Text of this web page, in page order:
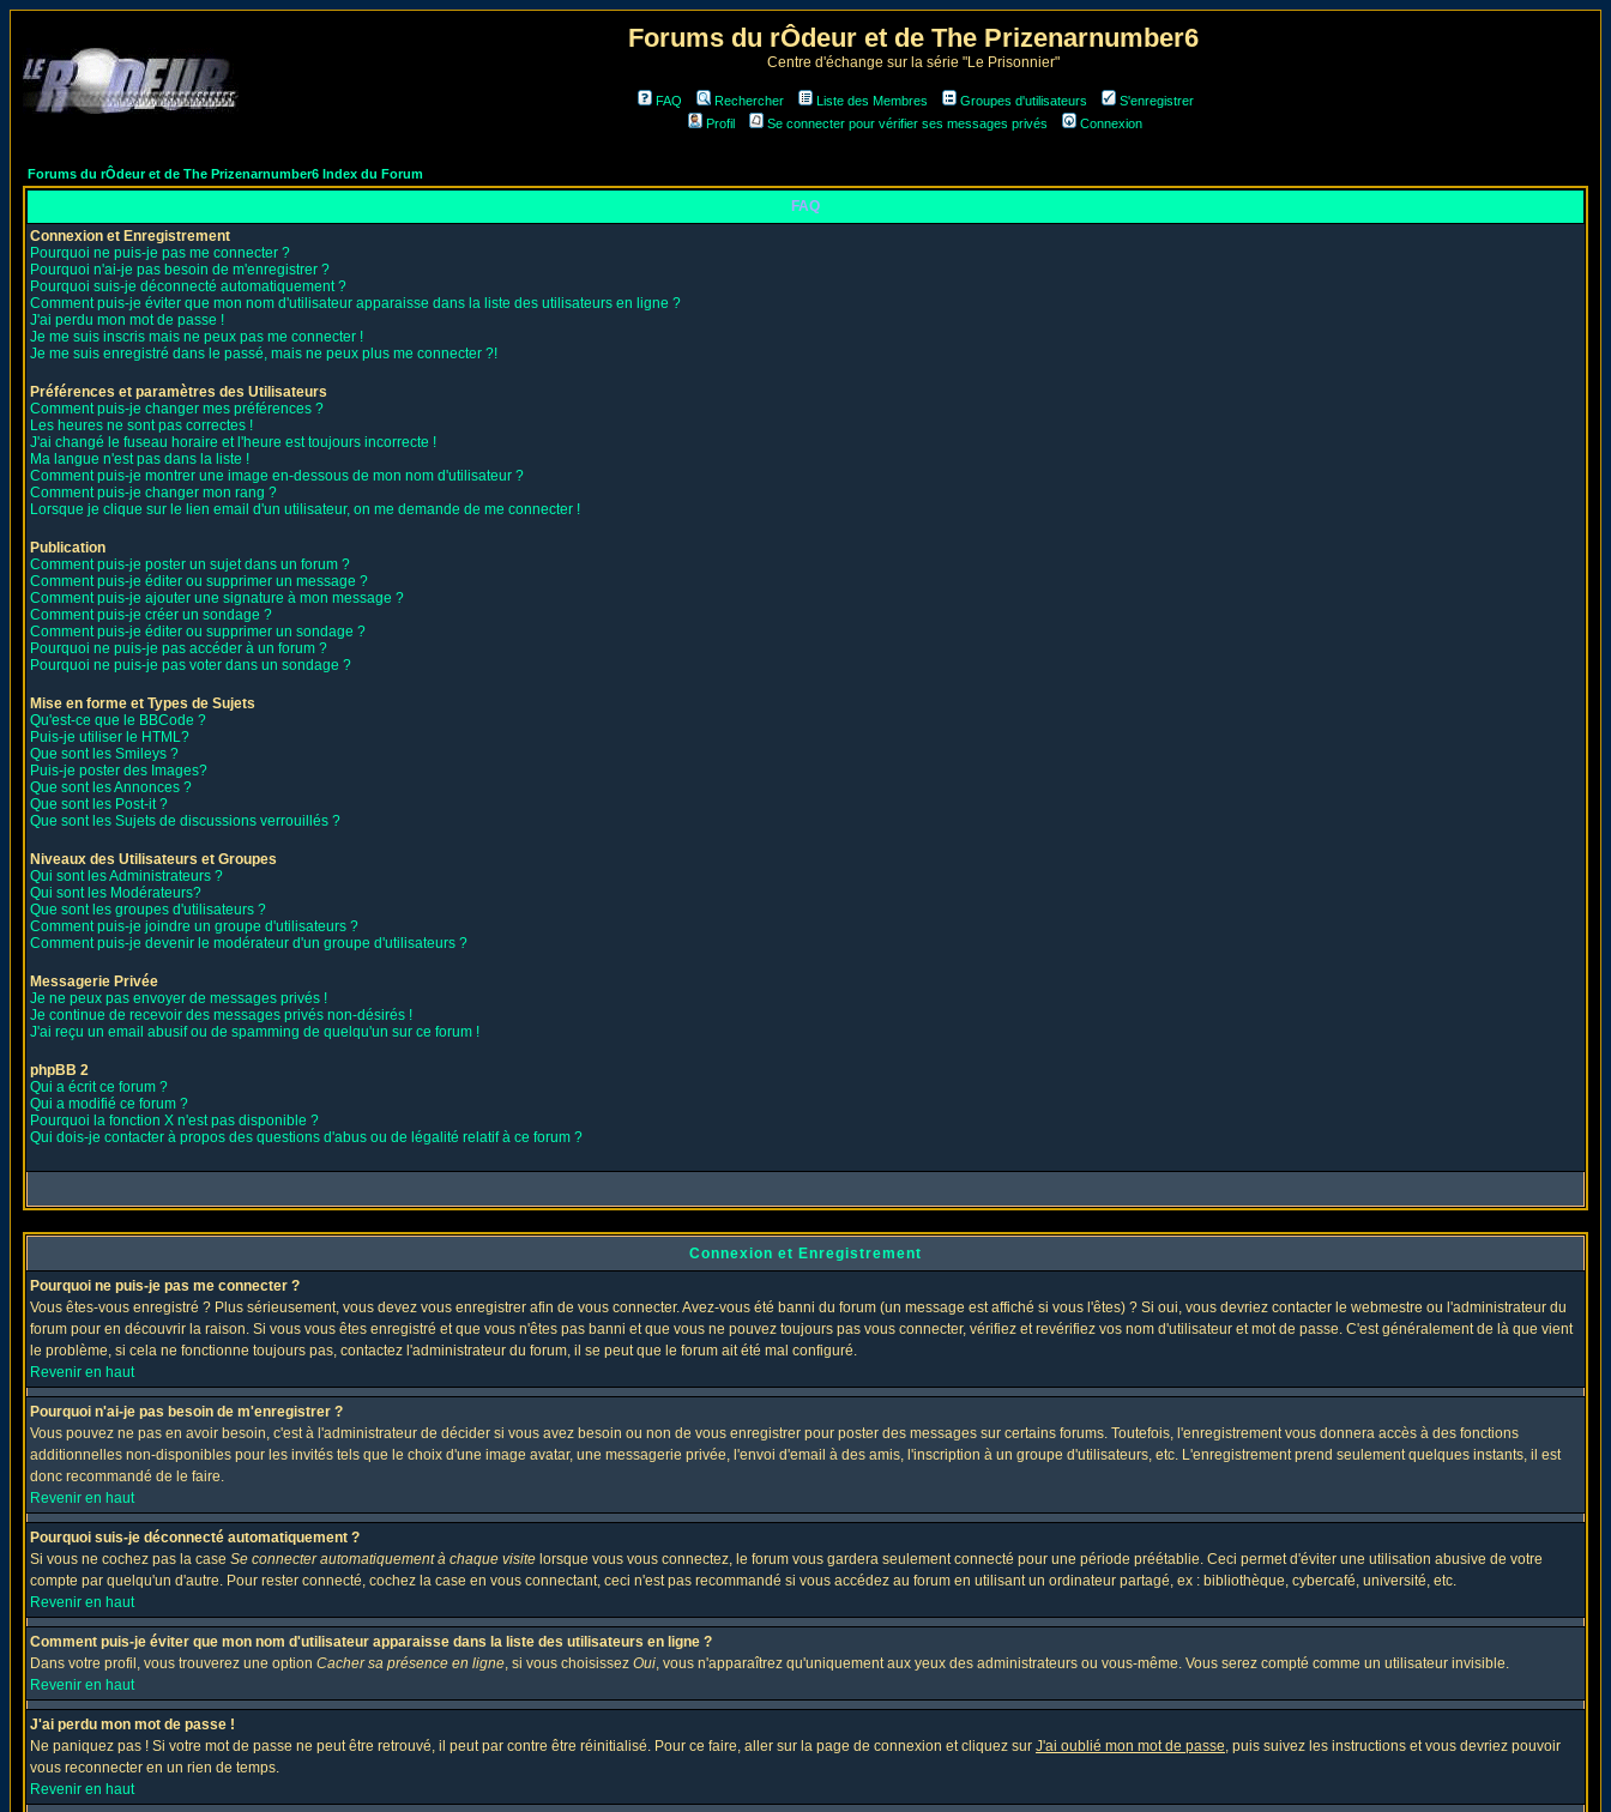
Forums du rÔdeur et de The Prizenarnumber6
Centre d'échange sur la série "Le Prisonnier"
FAQ Rechercher Liste des Membres Groupes d'utilisateurs
S'enregistrer
Profil
Se connecter pour vérifier ses messages privés Connexion
Forums du rÔdeur et de The Prizenarnumber6 Index du Forum
FAQ
Connexion et Enregistrement
Pourquoi ne puis-je pas me connecter ?
Pourquoi n'ai-je pas besoin de m'enregistrer ?
Pourquoi suis-je déconnecté automatiquement ?
Comment puis-je éviter que mon nom d'utilisateur apparaisse dans la liste des utilisateurs en ligne ?
J'ai perdu mon mot de passe !
Je me suis inscris mais ne peux pas me connecter !
Je me suis enregistré dans le passé, mais ne peux plus me connecter ?!
Préférences et paramètres des Utilisateurs
Comment puis-je changer mes préférences ?
Les heures ne sont pas correctes !
J'ai changé le fuseau horaire et l'heure est toujours incorrecte !
Ma langue n'est pas dans la liste !
Comment puis-je montrer une image en-dessous de mon nom d'utilisateur ?
Comment puis-je changer mon rang ?
Lorsque je clique sur le lien email d'un utilisateur, on me demande de me connecter !
Publication
Comment puis-je poster un sujet dans un forum ?
Comment puis-je éditer ou supprimer un message ?
Comment puis-je ajouter une signature à mon message ?
Comment puis-je créer un sondage ?
Comment puis-je éditer ou supprimer un sondage ?
Pourquoi ne puis-je pas accéder à un forum ?
Pourquoi ne puis-je pas voter dans un sondage ?
Mise en forme et Types de Sujets
Qu'est-ce que le BBCode ?
Puis-je utiliser le HTML?
Que sont les Smileys ?
Puis-je poster des Images?
Que sont les Annonces ?
Que sont les Post-it ?
Que sont les Sujets de discussions verrouillés ?
Niveaux des Utilisateurs et Groupes
Qui sont les Administrateurs ?
Qui sont les Modérateurs?
Que sont les groupes d'utilisateurs ?
Comment puis-je joindre un groupe d'utilisateurs ?
Comment puis-je devenir le modérateur d'un groupe d'utilisateurs ?
Messagerie Privée
Je ne peux pas envoyer de messages privés !
Je continue de recevoir des messages privés non-désirés !
J'ai reçu un email abusif ou de spamming de quelqu'un sur ce forum !
phpBB 2
Qui a écrit ce forum ?
Qui a modifié ce forum ?
Pourquoi la fonction X n'est pas disponible ?
Qui dois-je contacter à propos des questions d'abus ou de légalité relatif à ce forum ?
Connexion et Enregistrement
Pourquoi ne puis-je pas me connecter ?
Vous êtes-vous enregistré ? Plus sérieusement, vous devez vous enregistrer afin de vous connecter. Avez-vous été banni du forum (un message est affiché si vous l'êtes) ? Si oui, vous devriez contacter le webmestre ou l'administrateur du
forum pour en découvrir la raison. Si vous vous êtes enregistré et que vous n'êtes pas banni et que vous ne pouvez toujours pas vous connecter, vérifiez et revérifiez vos nom d'utilisateur et mot de passe. C'est généralement de là que vient
le problème, si cela ne fonctionne toujours pas, contactez l'administrateur du forum, il se peut que le forum ait été mal configuré.
Revenir en haut
Pourquoi n'ai-je pas besoin de m'enregistrer ?
Vous pouvez ne pas en avoir besoin, c'est à l'administrateur de décider si vous avez besoin ou non de vous enregistrer pour poster des messages sur certains forums. Toutefois, l'enregistrement vous donnera accès à des fonctions
additionnelles non-disponibles pour les invités tels que le choix d'une image avatar, une messagerie privée, l'envoi d'email à des amis, l'inscription à un groupe d'utilisateurs, etc. L'enregistrement prend seulement quelques instants, il est
donc recommandé de le faire.
Revenir en haut
Pourquoi suis-je déconnecté automatiquement ?
Si vous ne cochez pas la case Se connecter automatiquement à chaque visite lorsque vous vous connectez, le forum vous gardera seulement connecté pour une période préétablie. Ceci permet d'éviter une utilisation abusive de votre
compte par quelqu'un d'autre. Pour rester connecté, cochez la case en vous connectant, ceci n'est pas recommandé si vous accédez au forum en utilisant un ordinateur partagé, ex : bibliothèque, cybercafé, université, etc.
Revenir en haut
Comment puis-je éviter que mon nom d'utilisateur apparaisse dans la liste des utilisateurs en ligne ?
Dans votre profil, vous trouverez une option Cacher sa présence en ligne, si vous choisissez Oui, vous n'apparaîtrez qu'uniquement aux yeux des administrateurs ou vous-même. Vous serez compté comme un utilisateur invisible.
Revenir en haut
J'ai perdu mon mot de passe !
Ne paniquez pas ! Si votre mot de passe ne peut être retrouvé, il peut par contre être réinitialisé. Pour ce faire, aller sur la page de connexion et cliquez sur J'ai oublié mon mot de passe, puis suivez les instructions et vous devriez pouvoir
vous reconnecter en un rien de temps.
Revenir en haut